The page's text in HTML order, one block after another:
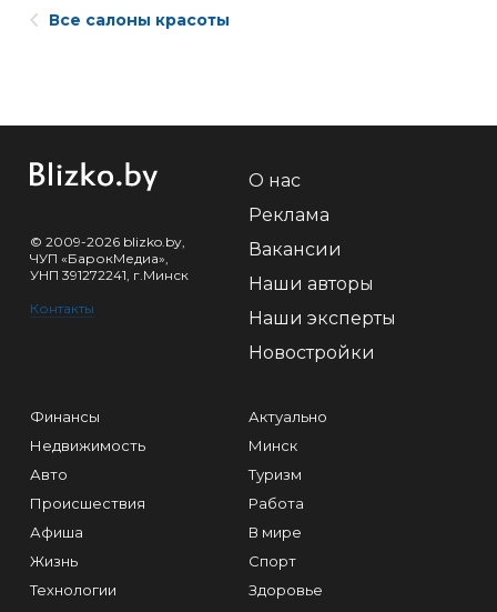
Все салоны красоты
© 2009-2026 blizko.by,
ЧУП «БарокМедиа»,
УНП 391272241, г.Минск
Контакты
О нас
Реклама
Вакансии
Наши авторы
Наши эксперты
Новостройки
Финансы
Недвижимость
Авто
Происшествия
Афиша
Жизнь
Технологии
Актуально
Минск
Туризм
Работа
В мире
Спорт
Здоровье